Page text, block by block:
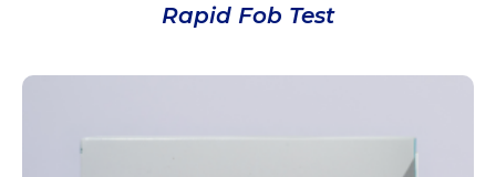
Rapid Fob Test